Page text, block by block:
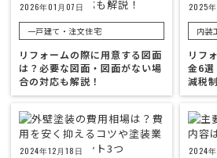
2026年01月07日
一戸建て・注文住宅
リフォームの際に用意する図面
は？必要な図面・図面がない場
合の対応も解説！
2025
内装
リフ
金6選
減税
2024年12月18日 2024